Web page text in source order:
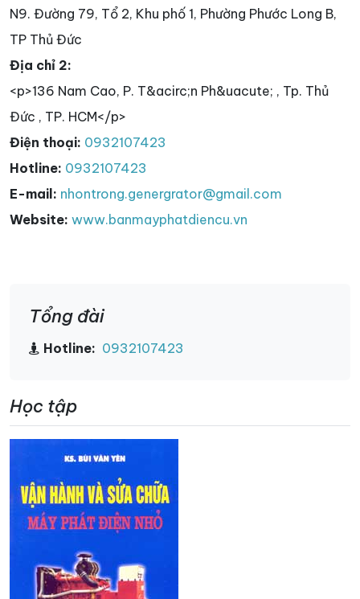
N9. Đường 79, Tổ 2, Khu phố 1, Phường Phước Long B,
TP Thủ Đức
Địa chỉ 2:
<p>136 Nam Cao, P. T&acirc;n Ph&uacute; , Tp. Thủ
Đức , TP. HCM</p>
Điện thoại: 0932107423
Hotline: 0932107423
E-mail: nhontrong.genergrator@gmail.com
Website: www.banmayphatdiencu.vn
Tổng đài
Hotline: 0932107423
Học tập